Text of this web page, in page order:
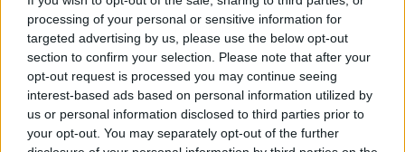
processing of your personal or sensitive information for
targeted advertising by us, please use the below opt-out
section to confirm your selection. Please note that after your
opt-out request is processed you may continue seeing
interest-based ads based on personal information utilized by
us or personal information disclosed to third parties prior to
your opt-out. You may separately opt-out of the further
Publicidad